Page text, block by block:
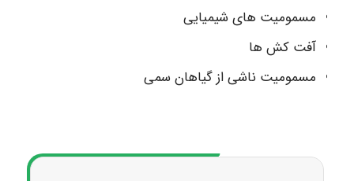
مسمومیت های شیمیایی
آفت کش ها
مسمومیت ناشی از گیاهان سمی